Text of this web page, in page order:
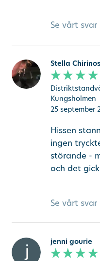
Se vårt svar
Stella Chirinos
Kungsholmen
25 september
Hissen
ingen
störande -
och det gick
Se vårt svar
jenni gourie